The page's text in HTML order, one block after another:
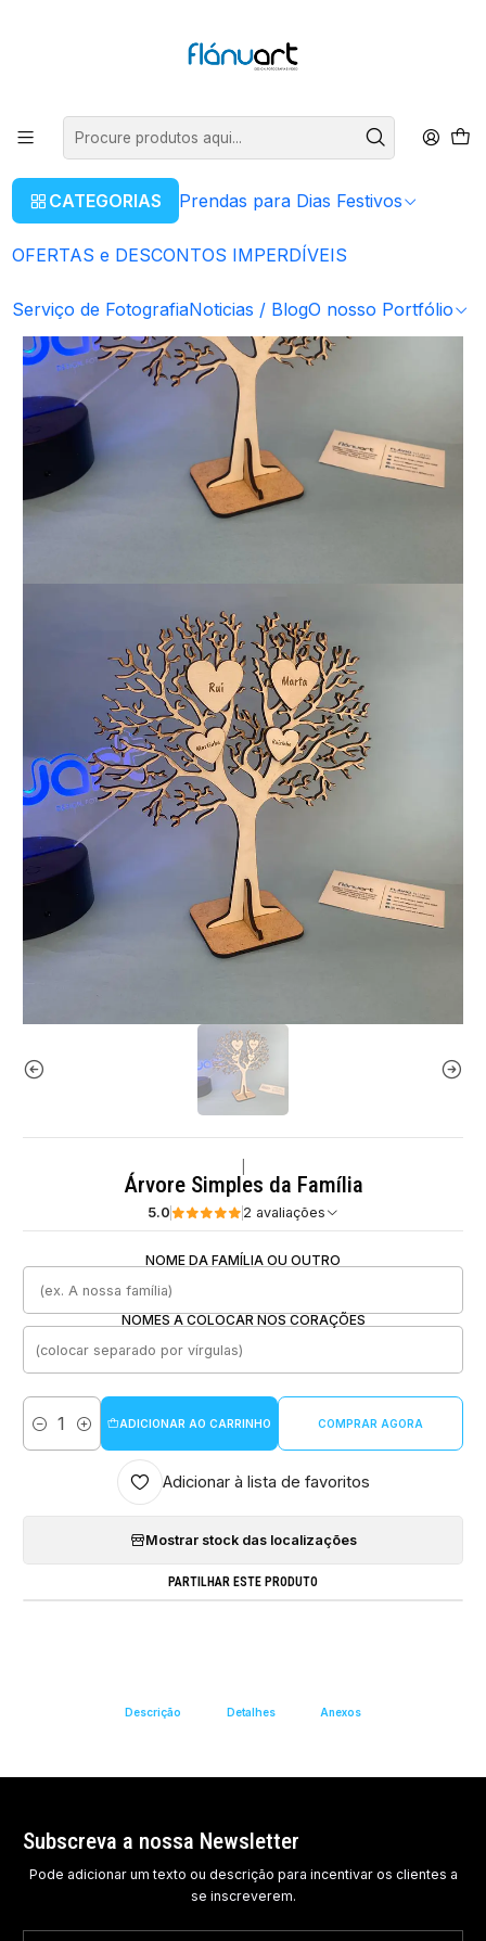
CATEGORIAS Prendas para Dias Festivos
OFERTAS e DESCONTOS IMPERDÍVEIS
Serviço de FotografiaNoticias / BlogO nosso Portfólio
Prendas para Dias Festivos
Árvore Simples da Família
5.0 2 avaliações
NOME DA FAMÍLIA OU OUTRO
NOMES A COLOCAR NOS CORAÇÕES
Quantidade
ADICIONAR AO CARRINHO COMPRAR AGORA
Adicionar à lista de favoritos
Mostrar stock das localizações
PARTILHAR ESTE PRODUTO
Descrição Detalhes Anexos
Subscreva a nossa Newsletter
Pode adicionar um texto ou descrição para incentivar os clientes a
se inscreverem.